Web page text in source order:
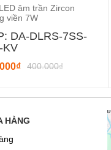
âm trần Zircon
viền 7W
DA-DLRS-7SS-
KV
400.000₫
HÀNG